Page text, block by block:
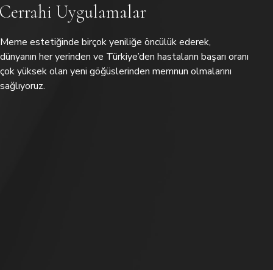
Cerrahi Uygulamalar
Meme estetiğinde birçok yeniliğe öncülük ederek,
dünyanın her yerinden ve Türkiye’den hastaların başarı oranı
çok yüksek olan yeni göğüslerinden memnun olmalarını
sağlıyoruz.